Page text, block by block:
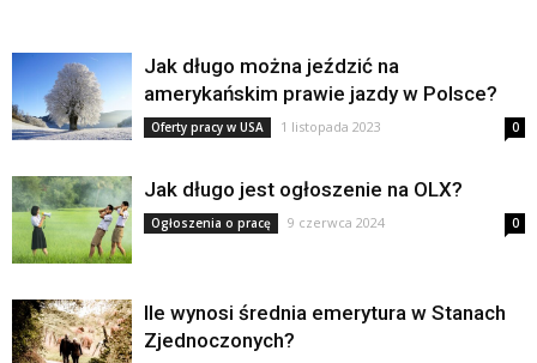
Jak długo można jeździć na
amerykańskim prawie jazdy w Polsce?
Oferty pracy w USA 1 listopada 2023 0
Jak długo jest ogłoszenie na OLX?
Ogłoszenia o pracę 9 czerwca 2024 0
Ile wynosi średnia emerytura w Stanach
Zjednoczonych?